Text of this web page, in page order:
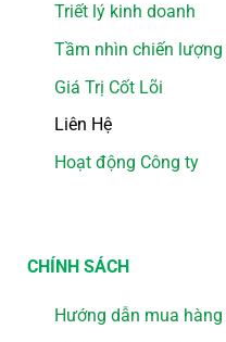
Triết lý kinh doanh
Tầm nhìn chiến lượng
Giá Trị Cốt Lõi
Liên Hệ
Hoạt động Công ty
CHÍNH SÁCH
Hướng dẫn mua hàng